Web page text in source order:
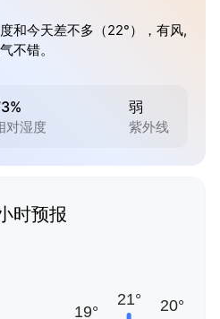
和今天差不多（22°），有风,
不错。
对湿度
弱
紫外线
时预报